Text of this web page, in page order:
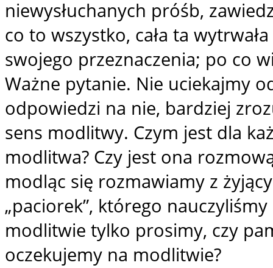
niewysłuchanych próśb,
co to wszystko, cała ta
swojego przeznaczenia; po co
Ważne pytanie. Nie uciekajmy
odpowiedzi na nie, bardziej
sens modlitwy. Czym jest dla
modlitwa? Czy jest ona
modląc się rozmawiamy z
„paciorek”, którego
modlitwie tylko prosimy, czy
oczekujemy na modlitwie?